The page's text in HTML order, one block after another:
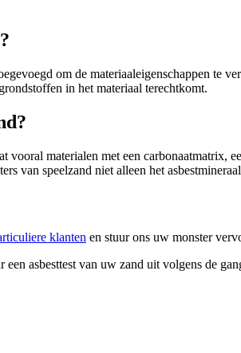
om de materiaaleigenschappen te
in het materiaal terechtkomt.
materialen met een carbonaatmatrix,
van speelzand niet alleen het
klanten en stuur ons uw monster
asbesttest van uw zand uit volgens de